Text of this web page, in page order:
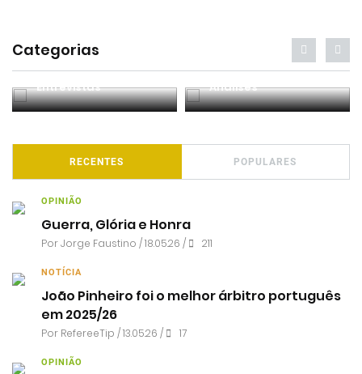
Categorias
Entrevistas Análises
RECENTES POPULARES
OPINIÃO
Guerra, Glória e Honra
PorJorge Faustino / 18.05.26 / 211
NOTÍCIA
João Pinheiro foi o melhor árbitro português
em 2025/26
Por RefereeTip / 13.05.26 / 17
OPINIÃO